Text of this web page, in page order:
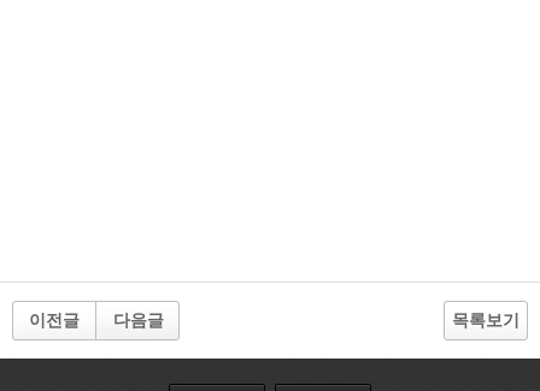
이전글 다음글 목록보기